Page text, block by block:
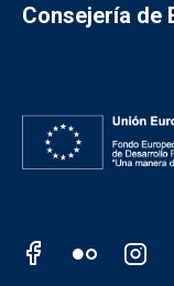
Consejería de
Redes